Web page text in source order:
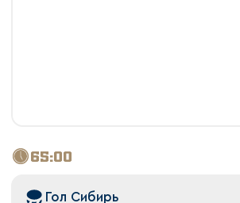
65:00
Гол Сибирь